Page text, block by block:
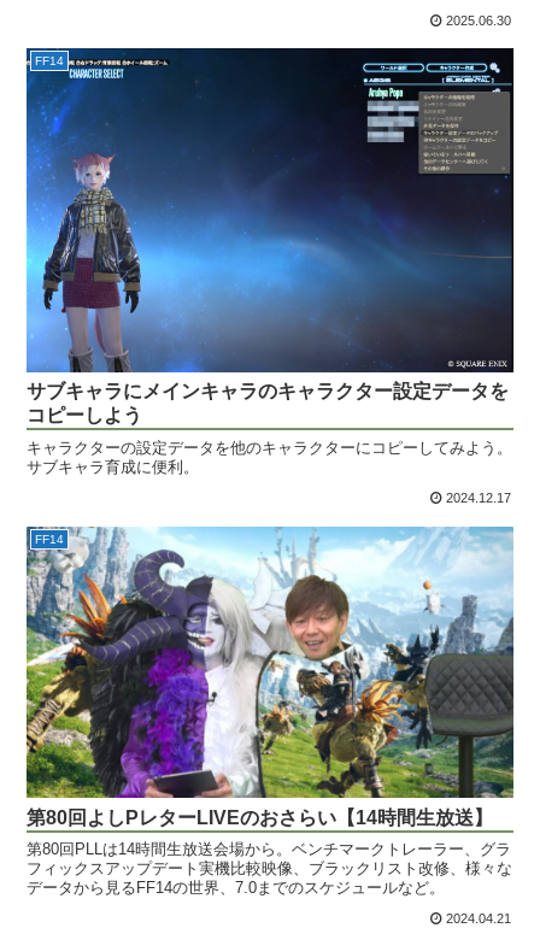
2025.06.30
FF14
サブキャラにメインキャラのキャラクター設定データを
コピーしよう
キャラクターの設定データを他のキャラクターにコピーしてみよう。
サブキャラ育成に便利。
2024.12.17
FF14
第80回よしPレターLIVEのおさらい【14時間生放送】
第80回PLLは14時間生放送会場から。ベンチマークトレーラー、グラ
フィックスアップデート実機比較映像、ブラックリスト改修、様々な
データから見るFF14の世界、7.0までのスケジュールなど。
2024.04.21